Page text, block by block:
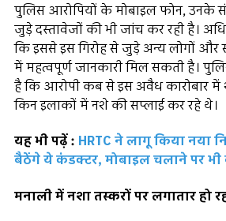
पुलिस आरोपियों के मोबाइल फोन, उनके
जुड़े दस्तावेजों की भी जांच कर रही है।
कि इससे इस गिरोह से जुड़े अन्य लोगों और
में महत्वपूर्ण जानकारी मिल सकती है।
है कि आरोपी कब से इस अवैध कारोबार
किन इलाकों में नशे की सप्लाई कर रहे थे।
यह भी पढ़ें : HRTC ने लागू किया नया
बैठेंगे ये कंडक्टर, मोबाइल चलाने पर भी
मनाली में नशा तस्करों पर लगातार हो